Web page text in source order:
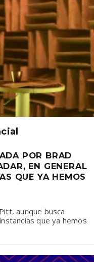
POR BRAD
EN GENERAL
QUE YA HEMOS
aunque busca
que ya hemos